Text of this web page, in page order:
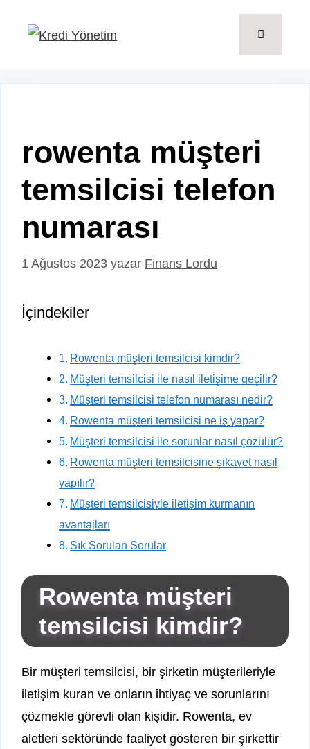
rowenta müşteri
temsilcisi telefon
numarası
1 Ağustos 2023 yazar Finans Lordu
İçindekiler
Rowenta müşteri temsilcisi kimdir?
Müşteri temsilcisi ile nasıl iletişime geçilir?
Müşteri temsilcisi telefon numarası nedir?
Rowenta müşteri temsilcisi ne iş yapar?
Müşteri temsilcisi ile sorunlar nasıl çözülür?
Rowenta müşteri temsilcisine şikayet nasıl
yapılır?
Müşteri temsilcisiyle iletişim kurmanın
avantajları
Sık Sorulan Sorular
Rowenta müşteri
temsilcisi kimdir?
Bir müşteri temsilcisi, bir şirketin müşterileriyle
iletişim kuran ve onların ihtiyaç ve sorunlarını
çözmekle görevli olan kişidir. Rowenta, ev
aletleri sektöründe faaliyet gösteren bir şirkettir